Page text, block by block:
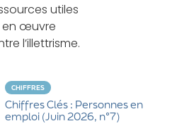
utiles
en œuvre
l’illettrisme.
CHIFFRES
Chiffres Clés : Personnes en
emploi (Juin 2026, n°7)